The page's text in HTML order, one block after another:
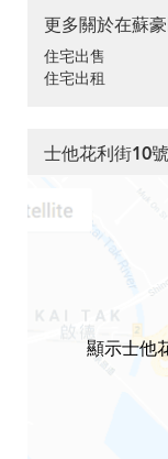
更多關於在蘇
住宅出售
住宅出租
士他花利街10
顯示士他